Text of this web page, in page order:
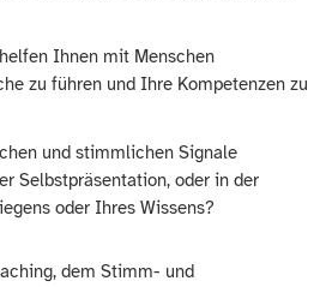
Ihnen mit Menschen
zu führen und Ihre Kompetenzen zu
und stimmlichen Signale
Selbstpräsentation, oder in der
oder Ihres Wissens?
dem Stimm- und